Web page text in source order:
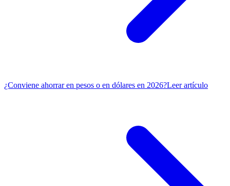
¿Conviene ahorrar en pesos o en dólares en 2026?Leer artículo